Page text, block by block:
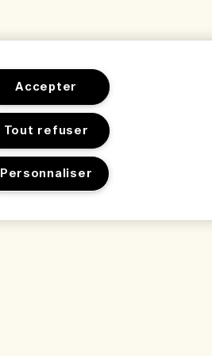
Accepter
Tout refuser
Personnaliser